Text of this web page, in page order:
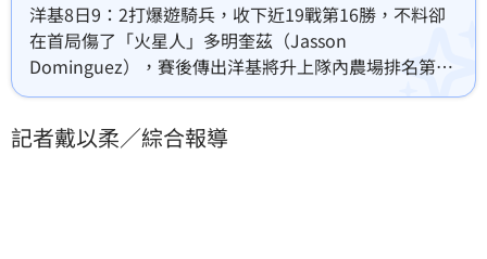
洋基8日9：2打爆遊騎兵，收下近19戰第16勝，不料卻
在首局傷了「火星人」多明奎茲（Jasson
Dominguez），賽後傳出洋基將升上隊內農場排名第6
的大物新秀，有「左打法官」之稱的瓊斯（Spencer
記者戴以柔／綜合報導